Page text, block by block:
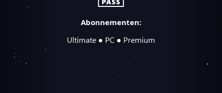
Abonnementen:
Ultimate ● PC ● Premium